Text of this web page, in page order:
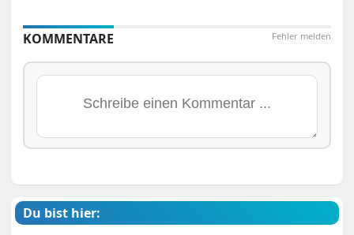
Fehler melden
KOMMENTARE
Du bist hier: